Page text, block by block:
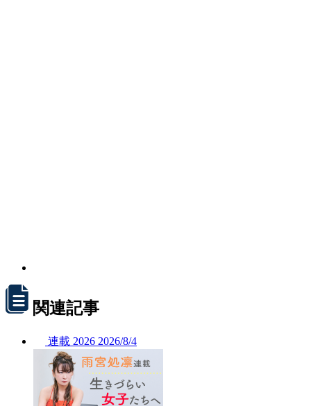
関連記事
連載 2026 2026/8/4